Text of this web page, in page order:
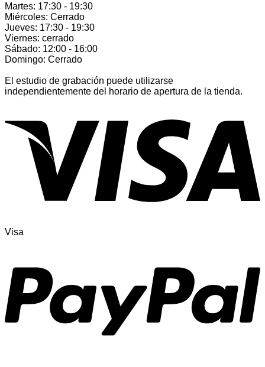
Martes: 17:30 - 19:30
Miércoles: Cerrado
Jueves: 17:30 - 19:30
Viernes: cerrado
Sábado: 12:00 - 16:00
Domingo: Cerrado
El estudio de grabación puede utilizarse
independientemente del horario de apertura de la tienda.
Visa